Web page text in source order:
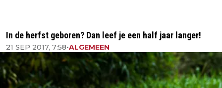
In de herfst geboren? Dan leef je een half jaar langer!
21 SEP 2017, 7:58•ALGEMEEN